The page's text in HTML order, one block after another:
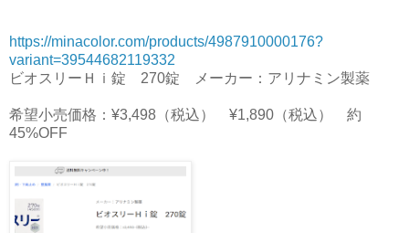
https://minacolor.com/products/4987910000176?
variant=39544682119332
ビオスリーＨｉ錠 270錠 メーカー：アリナミン製薬
希望小売価格：¥3,498（税込） ¥1,890（税込） 約
45%OFF